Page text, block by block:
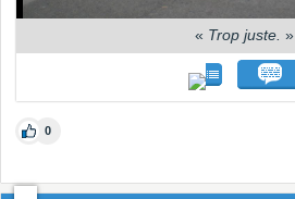
« Trop juste. »
0